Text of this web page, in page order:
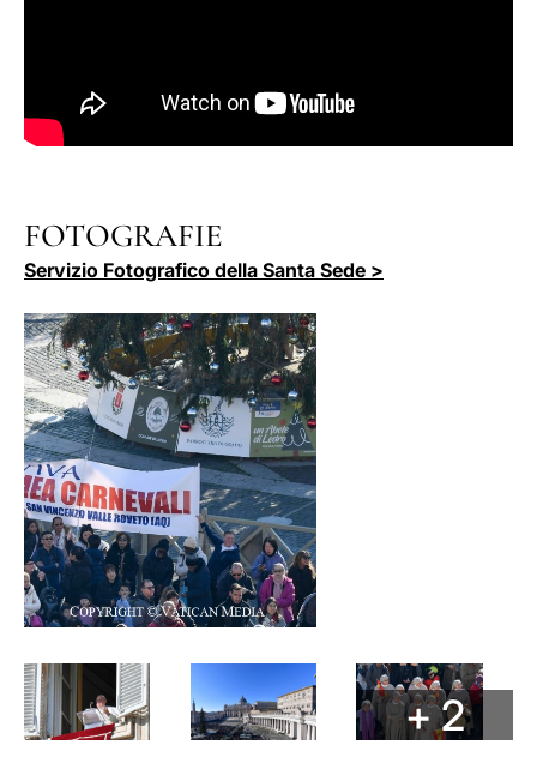
FOTOGRAFIE
Servizio Fotografico della Santa Sede >
+ 2